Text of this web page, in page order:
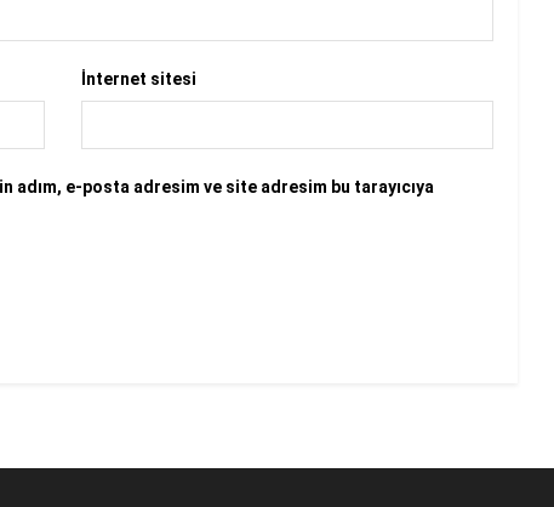
İnternet sitesi
adım, e-posta adresim ve site adresim bu tarayıcıya